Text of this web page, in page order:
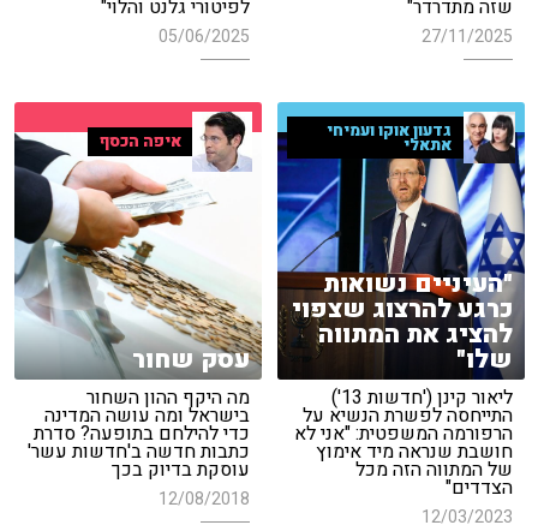
שזה מתדרדר"
27/11/2025
לפיטורי גלנט והלוי"
05/06/2025
גדעון אוקו ועמיחי
אתאלי
"העיניים נשואות
כרגע להרצוג שצפוי
להציג את המתווה
שלו"
ליאור קינן ('חדשות 13')
התייחסה לפשרת הנשיא על
הרפורמה המשפטית: "אני לא
חושבת שנראה מיד אימוץ
של המתווה הזה מכל
הצדדים"
12/03/2023
איפה הכסף
עסק שחור
מה היקף ההון השחור
בישראל ומה עושה המדינה
כדי להילחם בתופעה? סדרת
כתבות חדשה ב'חדשות עשר'
עוסקת בדיוק בכך
12/08/2018